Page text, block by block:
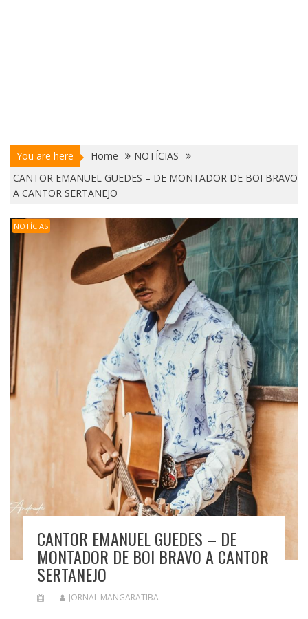
You are here Home
NOTÍCIAS
CANTOR EMANUEL GUEDES – DE MONTADOR DE BOI BRAVO
A CANTOR SERTANEJO
NOTÍCIAS
CANTOR EMANUEL GUEDES – DE
MONTADOR DE BOI BRAVO A CANTOR
SERTANEJO
JORNAL MANGARATIBA